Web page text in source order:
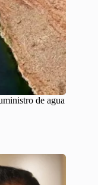
de agua